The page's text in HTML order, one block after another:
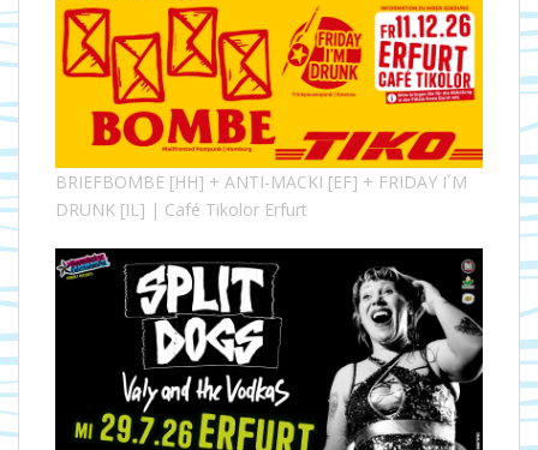
BRIEFBOMBE [HH] + ANTI-MACKI [EF] + FRIDAY I´M
DRUNK [IL] | Café Tikolor Erfurt